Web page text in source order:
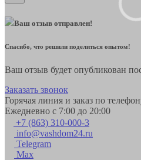
Ваш отзыв отправлен!
Спасибо, что решили поделиться опытом!
Ваш отзыв будет опубликован
Заказать звонок
Горячая линия и заказ по
Ежедневно с 7:00 до 20:00
+7 (863) 310-000-3
info@vashdom24.ru
Telegram
Max